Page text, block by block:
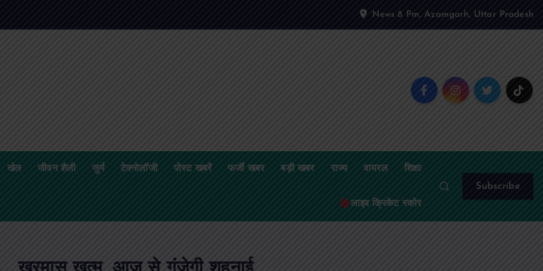
News 8 Pm, Azamgarh, Uttar Pradesh
खेल जीवन शैली जुर्म टेक्नोलॉजी पोस्ट खबरें फर्जी खबर बड़ी खबर राज्य वायरल शिक्षा
लाइव क्रिकेट स्कोर
Subscribe